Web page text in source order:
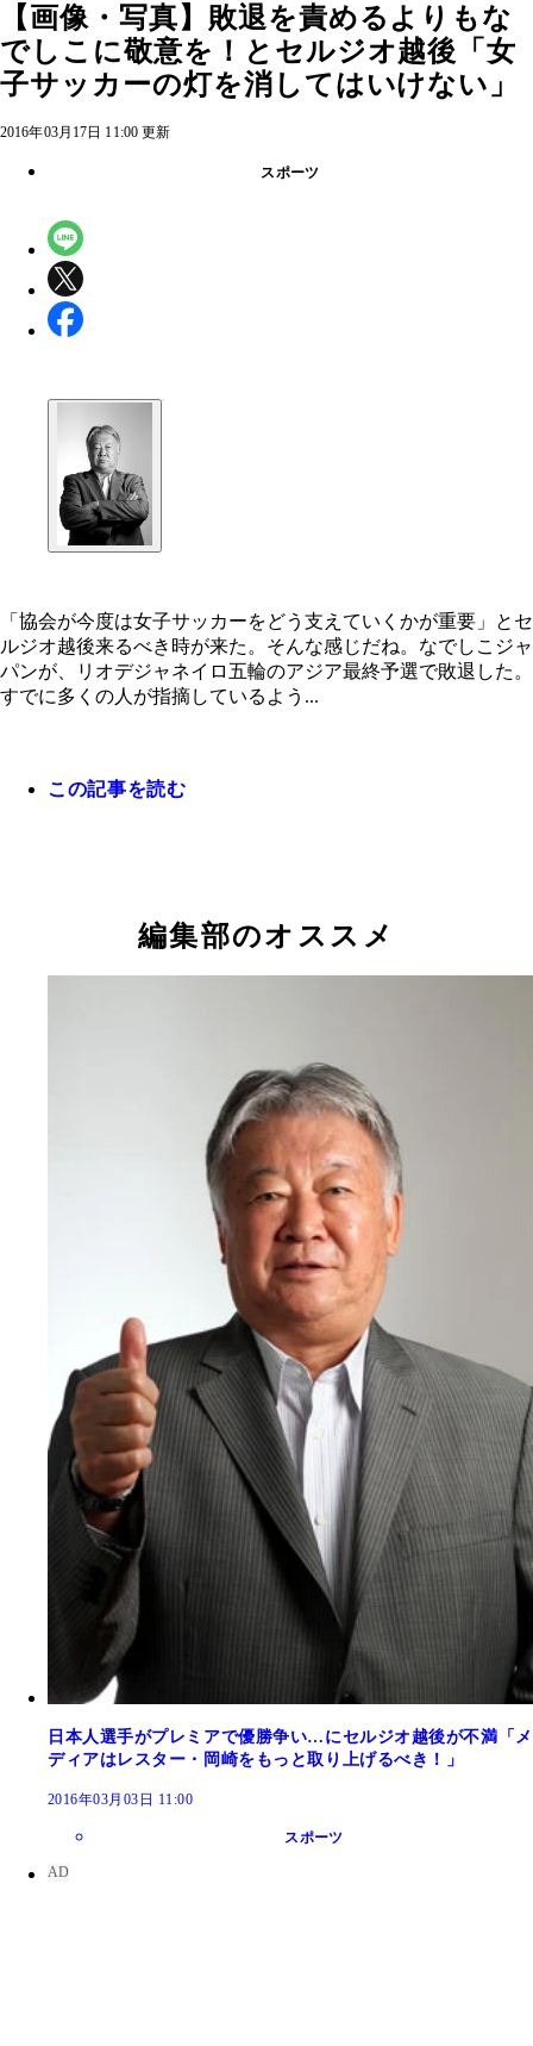
【画像・写真】敗退を責めるよりもな
でしこに敬意を！とセルジオ越後「女
子サッカーの灯を消してはいけない」
2016年03月17日 11:00 更新
スポーツ
「協会が今度は女子サッカーをどう支えていくかが重要」とセ
ルジオ越後来るべき時が来た。そんな感じだね。なでしこジャ
パンが、リオデジャネイロ五輪のアジア最終予選で敗退した。
すでに多くの人が指摘しているよう...
この記事を読む
編集部のオススメ
日本人選手がプレミアで優勝争い…にセルジオ越後が不満「メ
ディアはレスター・岡崎をもっと取り上げるべき！」
2016年03月03日 11:00
スポーツ